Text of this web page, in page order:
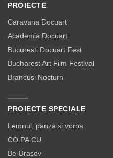
PROIECTE
Caravana Docuart
Academia Docuart
Bucuresti Docuart Fest
Bucharest Art Film Festival
Brancusi Nocturn
PROIECTE SPECIALE
Lemnul, panza si vorba
CO.PA.CU
Be-Brașov